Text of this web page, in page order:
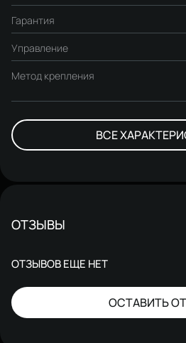
Гарантия
Управление
Метод крепления
ВСЕ
ОТЗЫВЫ
ОТЗЫВОВ ЕЩЕ НЕТ
ОСТАВИТЬ